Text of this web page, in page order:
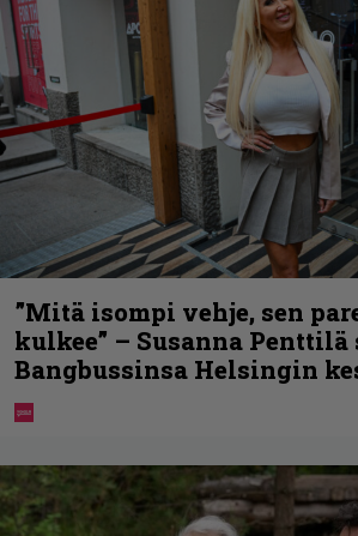
”Mitä isompi vehje, sen
kulkee” – Susanna
Bangbussinsa Helsingin